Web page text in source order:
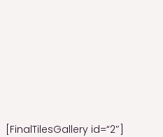
[FinalTilesGallery id=“2″]